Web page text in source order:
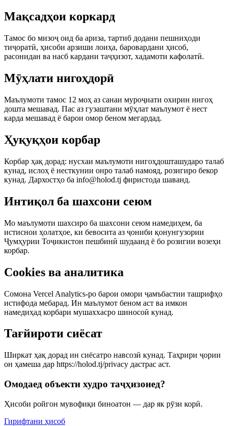
Мақсадҳои коркард
Тамос бо мизоҷ оид ба ариза, тартиб додани пешниҳоди
тиҷоратӣ, ҳисоби арзиши лоиҳа, баровардани ҳисоб,
расонидан ва насб кардани таҷҳизот, хадамоти кафолатӣ.
Мӯҳлати нигоҳдорӣ
Маълумоти тамос 12 моҳ аз санаи муроҷиати охирин нигоҳ
дошта мешавад. Пас аз гузаштани мӯҳлат маълумот ё нест
карда мешавад ё барои омор беном мегардад.
Ҳуқуқҳои корбар
Корбар ҳақ дорад: нусхаи маълумоти нигоҳдошташударо талаб
кунад, ислоҳ ё несткунии онро талаб намояд, розигиро бекор
кунад. Дархостҳо ба info@holod.tj фиристода шаванд.
Интиқол ба шахсони сеюм
Мо маълумоти шахсиро ба шахсони сеюм намедиҳем, ба
истиснои ҳолатҳое, ки бевосита аз ҷониби қонунгузории
Ҷумҳурии Тоҷикистон пешбинӣ шудаанд ё бо розигии возеҳи
корбар.
Cookies ва аналитика
Сомона Vercel Analytics-ро барои омори ҷамъбастии ташрифҳо
истифода мебарад. Ин маълумот беном аст ва имкон
намедиҳад корбари мушаххасро шиносоӣ кунад.
Тағйироти сиёсат
Ширкат ҳақ дорад ин сиёсатро навсозӣ кунад. Таҳрири ҷории
он ҳамеша дар https://holod.tj/privacy дастрас аст.
Омодаед объекти худро таҷҳизонед?
Ҳисоби ройгон мувофиқи биноатон — дар як рӯзи корӣ.
Гирифтани ҳисоб